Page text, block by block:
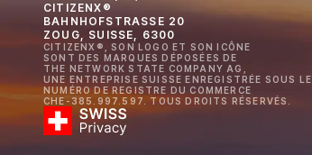
CITIZENX®
BAHNHOFSTRASSE 20
ZOUG, SUISSE, 6300
CITIZENX®, SON LOGO ET SON ICÔNE
SONT DES MARQUES DÉPOSÉES DE
THE NETWORK STATE COMPANY AG,
UNE ENTREPRISE SUISSE ENREGISTRÉE SOUS LE
NUMÉRO DE REGISTRE DU COMMERCE
CHE-385.997.597. TOUS DROITS RÉSERVÉS.